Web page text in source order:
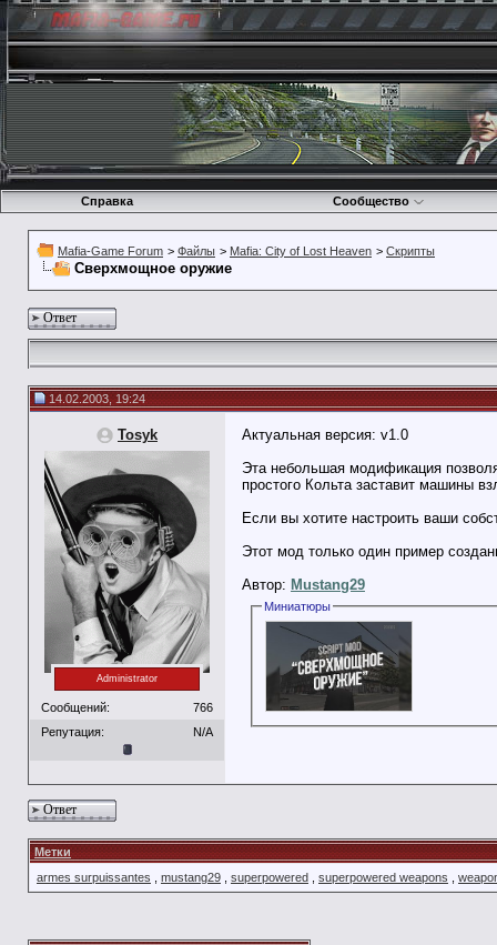
Справка Сообщество
Mafia-Game Forum > Файлы > Mafia: City of Lost Heaven > Скрипты
Сверхмощное оружие
Ответ
14.02.2003, 19:24
Tosyk
Administrator
Сообщений:
766
Репутация:
N/A
Актуальная версия: v1.0
Эта небольшая модификация
простого Кольта заставит машины
Если вы хотите настроить ваши
Этот мод только один пример
Автор: Mustang29
Миниатюры
Ответ
Метки
armes surpuissantes
mustang29 superpowered superpowered weapons